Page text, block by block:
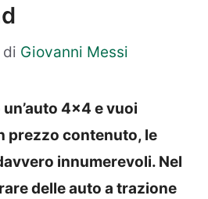
di Giovanni Messi
4×4 e vuoi
prezzo contenuto, le
innumerevoli. Nel
delle auto a trazione